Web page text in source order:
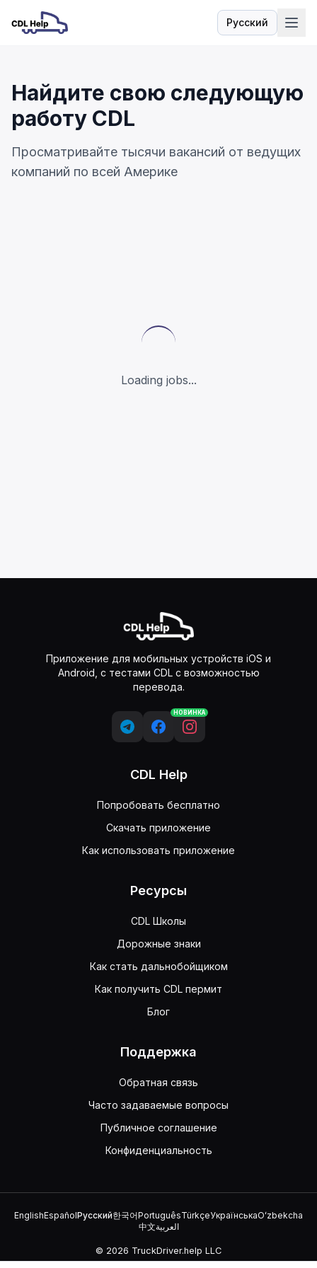
Русский
Язык
Найдите свою следующую
работу CDL
Просматривайте тысячи вакансий от ведущих
компаний по всей Америке
Loading jobs...
Приложение для мобильных устройств iOS и
Android, с тестами CDL с возможностью
перевода.
НОВИНКА
CDL Help
Попробовать бесплатно
Скачать приложение
Как использовать приложение
Ресурсы
CDL Школы
Дорожные знаки
Как стать дальнобойщиком
Как получить CDL пермит
Блог
Поддержка
Обратная связь
Часто задаваемые вопросы
Публичное соглашение
Конфиденциальность
EnglishEspañolРусский한국어PortuguêsTürkçeУкраїнськаOʻzbekcha
中文العربية
© 2026 TruckDriver.help LLC